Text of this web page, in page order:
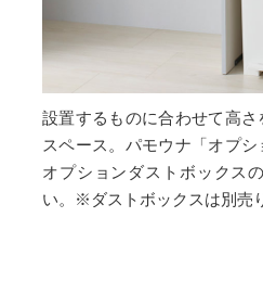
設置するものに合わせて高
スペース。パモウナ「オプ
オプションダストボックス
い。※ダストボックスは別売